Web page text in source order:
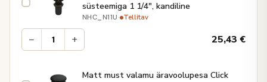
süsteemiga 1 1/4", kandiline
NHC_N11U · Tellitav
− + 25,43€
Matt must valamu äravoolupesa Click